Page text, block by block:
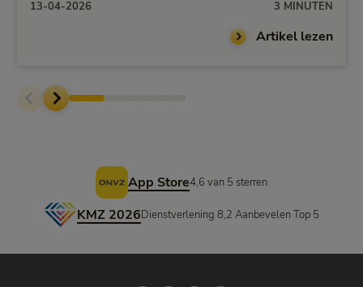
13-04-2026 3 MINUTEN
Artikel lezen
App Store4,6 van 5 sterren
KMZ 2026Dienstverlening 8,2 Aanbevelen Top 5